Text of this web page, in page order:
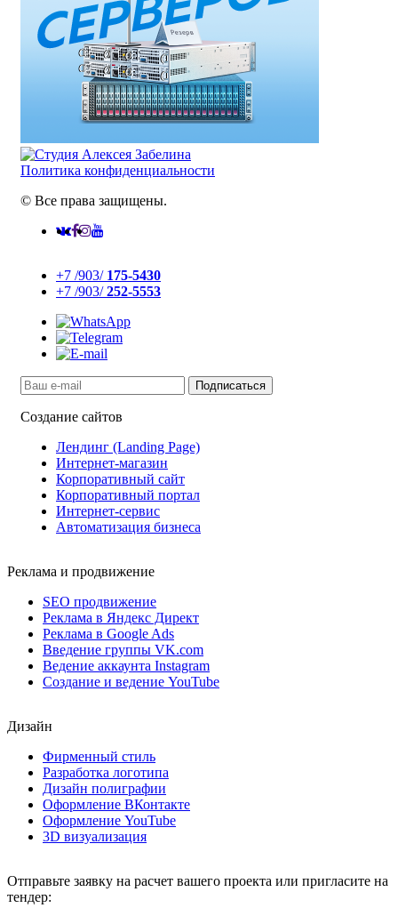
Политика конфиденциальности
© Все права защищены.
+7 /903/ 175-5430
+7 /903/252-5553
Создание сайтов
Лендинг (Landing Page)
Интернет-магазин
Корпоративный сайт
Корпоративный портал
Интернет-сервис
Автоматизация бизнеса
Реклама и продвижение
SEO продвижение
Реклама в Яндекс Директ
Реклама в Google Ads
Введение группы VK.com
Ведение аккаунта Instagram
Создание и ведение YouTube
Дизайн
Фирменный стиль
Разработка логотипа
Дизайн полиграфии
Оформление ВКонтакте
Оформление YouTube
3D визуализация
Отправьте заявку на расчет вашего проекта или пригласите на
тендер: